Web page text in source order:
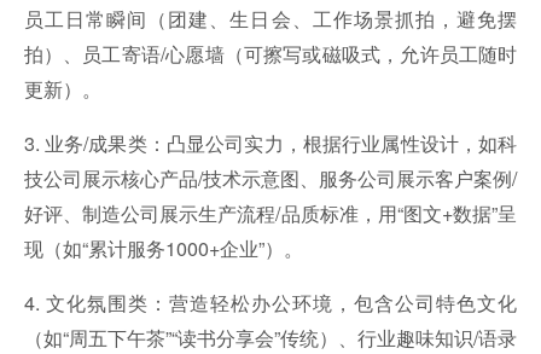
员工日常瞬间（团建、生日会、工作场景抓拍，避免摆
拍）、员工寄语/心愿墙（可擦写或磁吸式，允许员工随时
更新）。
3. 业务/成果类：凸显公司实力，根据行业属性设计，如科
技公司展示核心产品/技术示意图、服务公司展示客户案例/
好评、制造公司展示生产流程/品质标准，用“图文+数据”呈
现（如“累计服务1000+企业”）。
4. 文化氛围类：营造轻松办公环境，包含公司特色文化
（如“周五下午茶”“读书分享会”传统）、行业趣味知识/语录